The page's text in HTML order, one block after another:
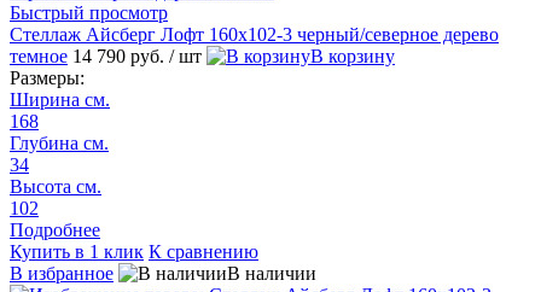
Быстрый просмотр
Стеллаж Айсберг Лофт 160х102-3 черный/северное дерево
темное 14 790 руб. / шт
В корзину
Размеры:
Ширина см.
168
Глубина см.
34
Высота см.
102
Подробнее
Купить в 1 клик К сравнению
В избранное
В наличии